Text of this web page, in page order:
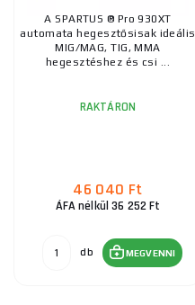
A SPARTUS ® Pro 930XT
automata hegesztősisak ideális
MIG/MAG, TIG, MMA
hegesztéshez és csi ...
RAKTÁRON
46 040 Ft
ÁFA nélkül 36 252 Ft
db MEGVENNI